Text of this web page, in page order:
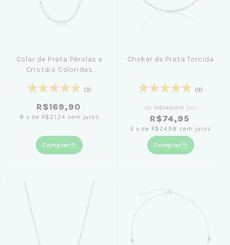
Colar de Prata Pérolas e
Cristais Coloridas
(3)
R$169,90
8 x de R$21,24 sem juros
Comprar
Choker de Prata Torcida
(9)
de R$149,90por
R$74,95
3 x de R$24,98 sem juros
Comprar